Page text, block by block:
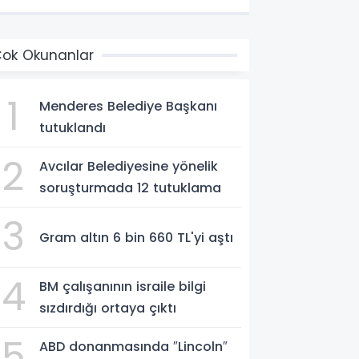
Okunanlar
1
Menderes Belediye Başkanı
tutuklandı
2
Avcılar Belediyesine yönelik
soruşturmada 12 tutuklama
3 Gram altın 6 bin 660 TL'yi aştı
4
BM çalışanının israile bilgi
sızdırdığı ortaya çıktı
ABD donanmasında ″Lincoln″